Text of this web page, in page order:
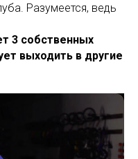
Разумеется, ведь
3 собственных
выходить в другие